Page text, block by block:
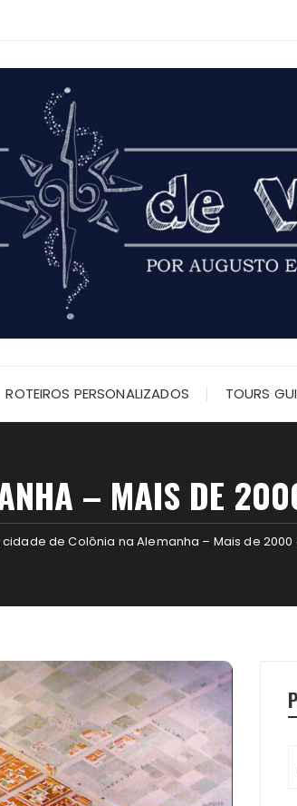
ROTEIROS PERSONALIZADOS TOURS
– MAIS DE
cidade de Colônia na Alemanha – Mais de